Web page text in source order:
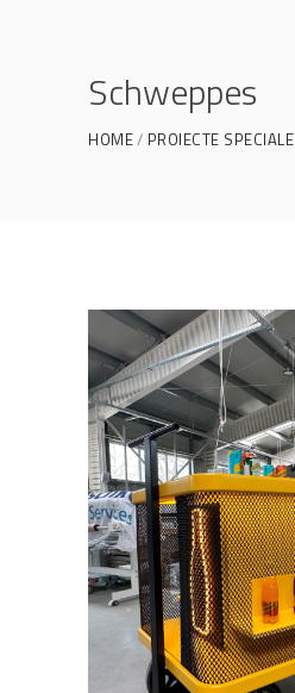
Schweppes
HOME PROIECTE SPECIALE